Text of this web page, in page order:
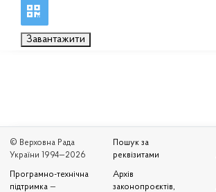
Завантажити
© Верховна Рада
України 1994—2026
Програмно-технічна
підтримка —
Пошук за
реквізитами
Архів
законопроєктів,